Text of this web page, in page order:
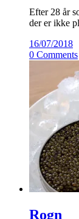
Efter 28 år
der er ikke
16/07/2018
0 Comments
Rogn